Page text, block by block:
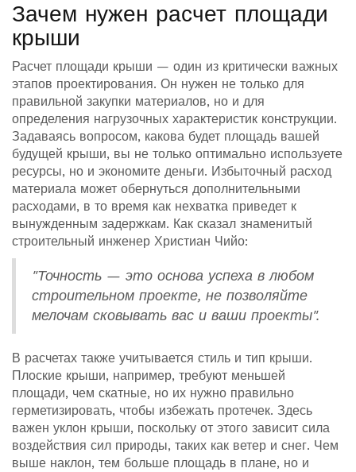
Зачем нужен расчет площади
крыши
Расчет площади крыши — один из критически важных
этапов проектирования. Он нужен не только для
правильной закупки материалов, но и для
определения нагрузочных характеристик конструкции.
Задаваясь вопросом, какова будет площадь вашей
будущей крыши, вы не только оптимально используете
ресурсы, но и экономите деньги. Избыточный расход
материала может обернуться дополнительными
расходами, в то время как нехватка приведет к
вынужденным задержкам. Как сказал знаменитый
строительный инженер Христиан Чийо:
"Точность — это основа успеха в любом
строительном проекте, не позволяйте
мелочам сковывать вас и ваши проекты".
В расчетах также учитывается стиль и тип крыши.
Плоские крыши, например, требуют меньшей
площади, чем скатные, но их нужно правильно
герметизировать, чтобы избежать протечек. Здесь
важен уклон крыши, поскольку от этого зависит сила
воздействия сил природы, таких как ветер и снег. Чем
выше наклон, тем больше площадь в плане, но и